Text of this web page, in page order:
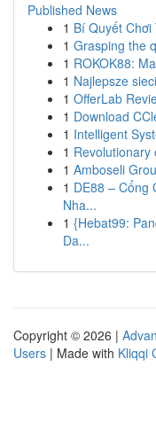
Published News
1 Bí Quyết
1 Grasping the
1 ROKOK88:
1 Najlepsze
1 OfferLab
1 Download
1 Intelligent
1
1 Amboseli
1 DE88 – Cổng
Nha...
1 {Hebat99:
Da...
Copyright © 2026 |
Users | Made with Kliqqi